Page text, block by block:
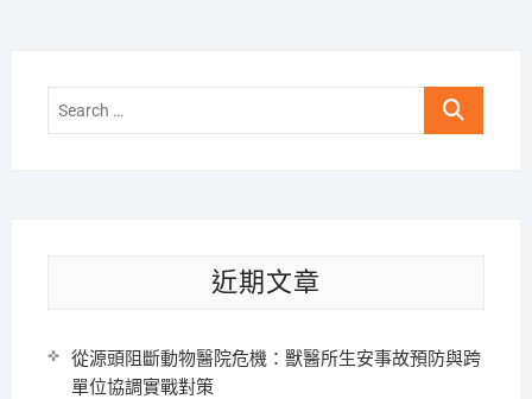
Search
近期文章
從源頭阻斷動物醫院危機：獸醫所生安事故預防與跨
單位協調實戰對策